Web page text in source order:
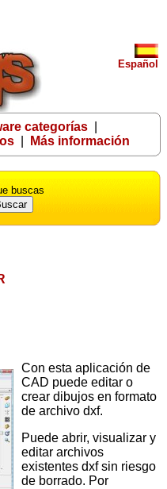
Español
categorías
Más información
buscas
Con esta aplicación de
CAD puede editar o
crear dibujos en formato
de archivo dxf.
Puede abrir, visualizar y
editar archivos
existentes dxf sin riesgo
de borrado. Por